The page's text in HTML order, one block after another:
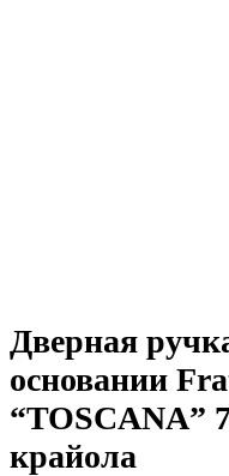
Дверная
основании
“TOSCANA”
крайола